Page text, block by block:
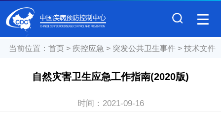
当前位置： 首页> 疾控应急 > 突发公共卫生事件> 技术文件
自然灾害卫生应急工作指南(2020版)
时间： 2021-09-16